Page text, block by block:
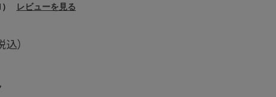
レビューを見る